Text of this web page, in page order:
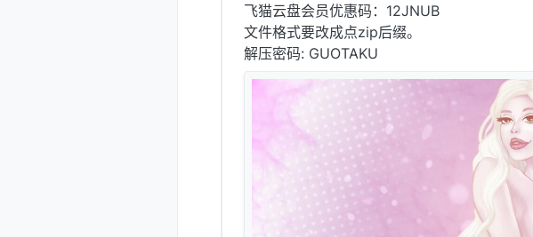
飞猫云盘会员优惠码：12JNUB
文件格式要改成点zip后缀。
解压密码: GUOTAKU